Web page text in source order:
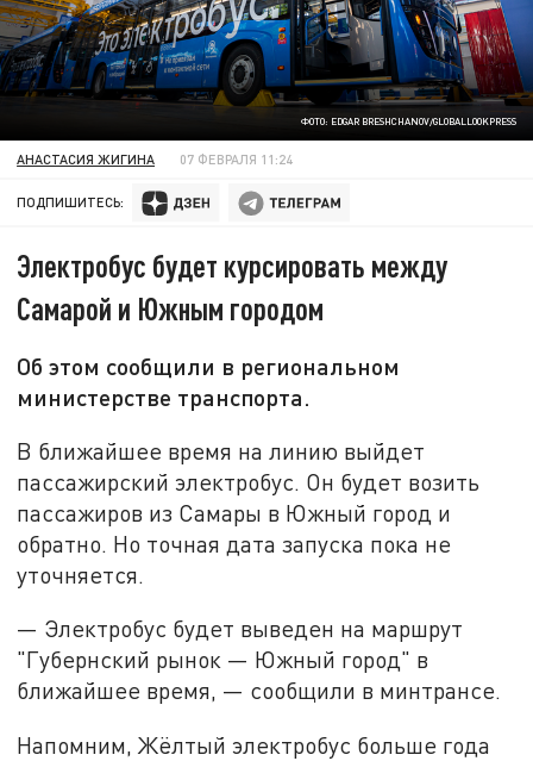
ФОТО: EDGAR BRESHCHANOV/GLOBALLOOKPRESS
АНАСТАСИЯ ЖИГИНА 07 ФЕВРАЛЯ 11:24
ПОДПИШИТЕСЬ:
Электробус будет курсировать между
Самарой и Южным городом
Об этом сообщили в региональном
министерстве транспорта.
В ближайшее время на линию выйдет
пассажирский электробус. Он будет возить
пассажиров из Самары в Южный город и
обратно. Но точная дата запуска пока не
уточняется.
— Электробус будет выведен на маршрут
"Губернский рынок — Южный город" в
ближайшее время, — сообщили в минтрансе.
Напомним, Жёлтый электробус больше года